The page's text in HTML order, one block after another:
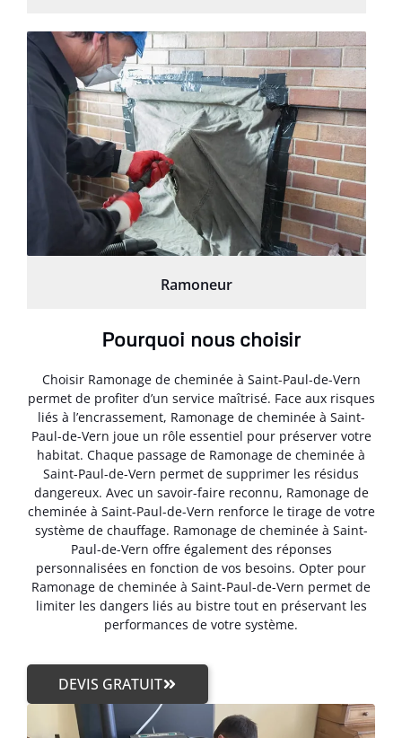
Ramoneur
Pourquoi nous choisir
Choisir Ramonage de cheminée à Saint-Paul-de-Vern
permet de profiter d’un service maîtrisé. Face aux risques
liés à l’encrassement, Ramonage de cheminée à Saint-
Paul-de-Vern joue un rôle essentiel pour préserver votre
habitat. Chaque passage de Ramonage de cheminée à
Saint-Paul-de-Vern permet de supprimer les résidus
dangereux. Avec un savoir-faire reconnu, Ramonage de
cheminée à Saint-Paul-de-Vern renforce le tirage de votre
système de chauffage. Ramonage de cheminée à Saint-
Paul-de-Vern offre également des réponses
personnalisées en fonction de vos besoins. Opter pour
Ramonage de cheminée à Saint-Paul-de-Vern permet de
limiter les dangers liés au bistre tout en préservant les
performances de votre système.
DEVIS GRATUIT